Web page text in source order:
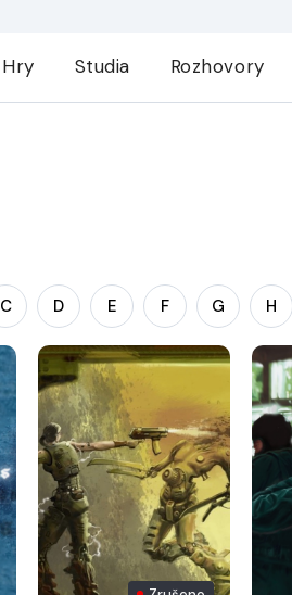
Hry Studia Rozhovory
C D E F G H